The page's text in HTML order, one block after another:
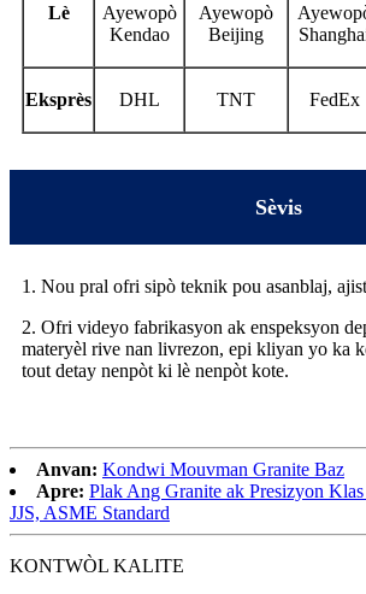
Lè
Ayewopò
Kendao
Ayewopò
Beijing
Eksprès DHL TNT FedEx
Sèvis
1. Nou pral ofri sipò teknik pou asanblaj,
2. Ofri videyo fabrikasyon ak enspeksyon
materyèl rive nan livrezon, epi kliyan yo ka
tout detay nenpòt ki lè nenpòt kote.
Anvan: Kondwi Mouvman Granite Baz
Apre: Plak Ang Granite ak Presizyon
JJS, ASME Standard
KONTWÒL KALITE